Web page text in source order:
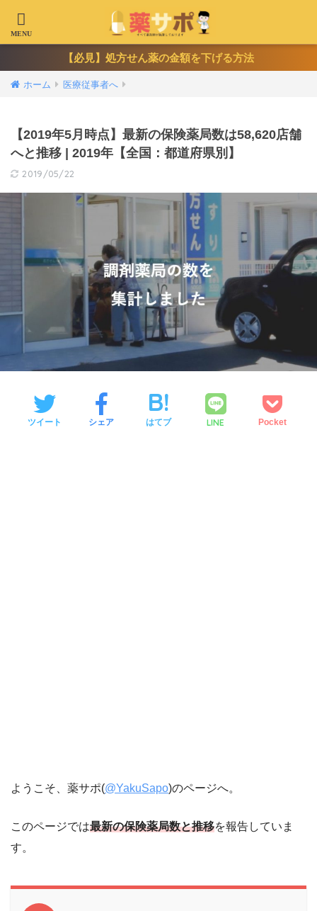
【必見】処方せん薬の金額を下げる方法
ホーム 医療従事者へ
【2019年5月時点】最新の保険薬局数は58,620店舗
へと推移 | 2019年【全国：都道府県別】
2019/05/22
ツイート シェア はてブ LINE Pocket
ようこそ、薬サポ(@YakuSapo)のページへ。
このページでは最新の保険薬局数と推移を報告していま
す。